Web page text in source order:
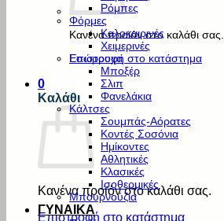
Κανένα προϊόν στο καλάθι σας.
Επιστροφή στο κατάστημα
0
Καλάθι
Κανένα προϊόν στο καλάθι σας.
Επιστροφή στο κατάστημα
Ρόμπες
Φόρμες
Καλοκαιρινές
Χειμερινές
Εσώρουχα
Μποξέρ
Σλιπ
Φανελάκια
Κάλτσες
Σουμπάς-Αόρατες
Κοντές Σοσόνια
Ημίκοντες
Αθλητικές
Κλασικές
Ισοθερμικές
Μπουρνούζια
ΓΥΝΑΙΚΑ